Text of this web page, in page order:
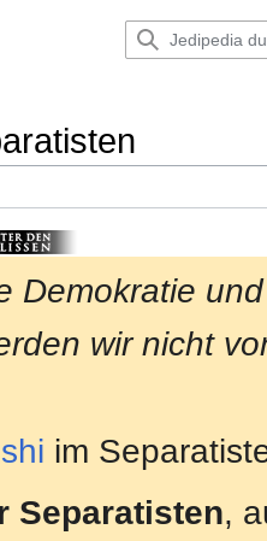
Demokratie
wir nicht
im
Separatisten,